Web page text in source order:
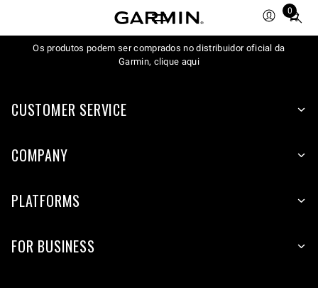
0
Total
items
in
Os produtos podem ser comprados no distribuidor oficial da
Garmin, clique aqui
CUSTOMER SERVICE
COMPANY
PLATFORMS
FOR BUSINESS